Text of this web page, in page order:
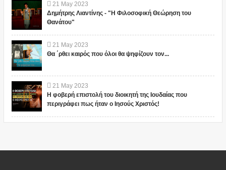
21 May 2023
Δημήτρης Λιαντίνης - "Η Φιλοσοφική Θεώρηση του
Θανάτου"
21 May 2023
Θα ΄ρθει καιρός που όλοι θα ψηφίζουν τον...
21 May 2023
Η φοβερή επιστολή του διοικητή της Ιουδαίας που
περιγράφει πως ήταν ο Ιησούς Χριστός!